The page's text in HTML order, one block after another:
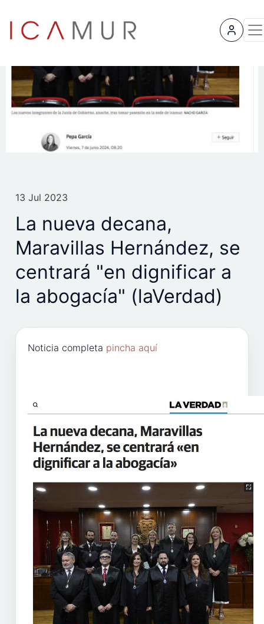
User
13 Jul 2023
La nueva decana,
Maravillas Hernández, se
centrará "en dignificar a
la abogacía" (laVerdad)
Noticia completa pincha aquí